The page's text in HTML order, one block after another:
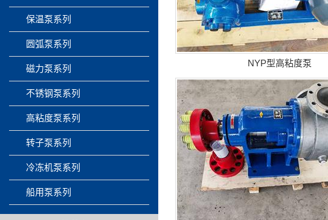
NYP型高粘度泵
保温泵系列
圆弧泵系列
磁力泵系列
不锈钢泵系列
高粘度泵系列
转子泵系列
冷冻机泵系列
船用泵系列